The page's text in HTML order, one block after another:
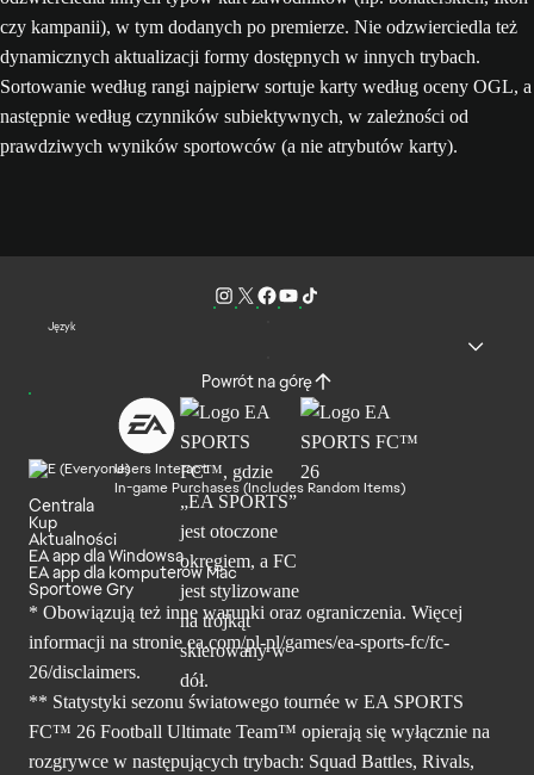
czy kampanii), w tym dodanych po premierze. Nie odzwierciedla też
dynamicznych aktualizacji formy dostępnych w innych trybach.
Sortowanie według rangi najpierw sortuje karty według oceny OGL, a
następnie według czynników subiektywnych, w zależności od
prawdziwych wyników sportowców (a nie atrybutów karty).
Język
Powrót na górę
Users Interact
In-game Purchases (Includes Random Items)
Centrala
Kup
Aktualności
EA app dla Windowsa
EA app dla komputerów Mac
Sportowe Gry
* Obowiązują też inne warunki oraz ograniczenia. Więcej
informacji na stronie ea.com/pl-pl/games/ea-sports-fc/fc-
26/disclaimers.
** Statystyki sezonu światowego tournée w EA SPORTS
FC™ 26 Football Ultimate Team™ opierają się wyłącznie na
rozgrywce w następujących trybach: Squad Battles, Rivals,